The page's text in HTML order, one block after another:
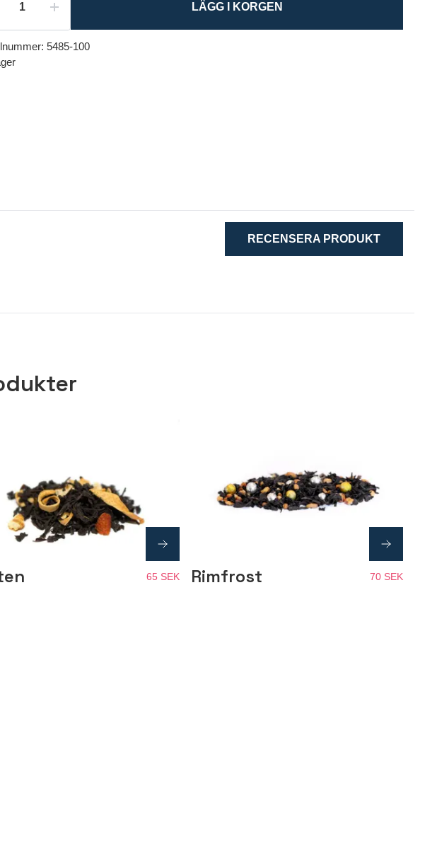
LÄGG I KORGEN
5485-100
RECENSERA PRODUKT
65 SEK Rimfrost 70 SEK